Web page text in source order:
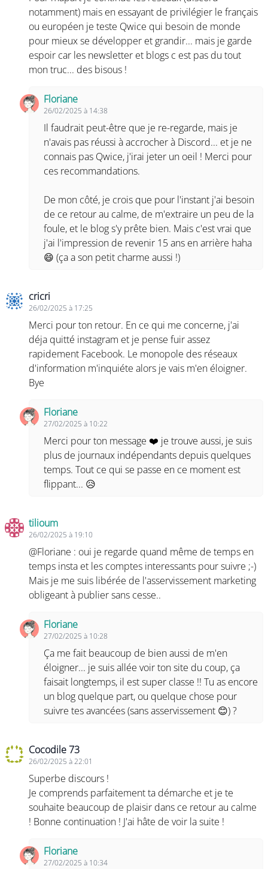
notamment) mais en essayant de privilégier le français
ou européen je teste Qwice qui besoin de monde
pour mieux se développer et grandir... mais je garde
espoir car les newsletter et blogs c est pas du tout
mon truc... des bisous !
Floriane
26/02/2025 à 14:38
Il faudrait peut-être que je re-regarde, mais je
n'avais pas réussi à accrocher à Discord... et je ne
connais pas Qwice, j'irai jeter un oeil ! Merci pour
ces recommandations.
De mon côté, je crois que pour l'instant j'ai besoin
de ce retour au calme, de m'extraire un peu de la
foule, et le blog s'y prête bien. Mais c'est vrai que
j'ai l'impression de revenir 15 ans en arrière haha
😄 (ça a son petit charme aussi !)
cricri
26/02/2025 à 17:25
Merci pour ton retour. En ce qui me concerne, j'ai
déja quitté instagram et je pense fuir assez
rapidement Facebook. Le monopole des réseaux
d'information m'inquiéte alors je vais m'en éloigner.
Bye
Floriane
27/02/2025 à 10:22
Merci pour ton message ❤️ je trouve aussi, je suis
plus de journaux indépendants depuis quelques
temps. Tout ce qui se passe en ce moment est
flippant... 😥
tilioum
26/02/2025 à 19:10
@Floriane : oui je regarde quand même de temps en
temps insta et les comptes interessants pour suivre ;-)
Mais je me suis libérée de l'asservissement marketing
obligeant à publier sans cesse..
Floriane
27/02/2025 à 10:28
Ça me fait beaucoup de bien aussi de m'en
éloigner... je suis allée voir ton site du coup, ça
faisait longtemps, il est super classe !! Tu as encore
un blog quelque part, ou quelque chose pour
suivre tes avancées (sans asservissement 😊) ?
Cocodile 73
26/02/2025 à 22:01
Superbe discours !
Je comprends parfaitement ta démarche et je te
souhaite beaucoup de plaisir dans ce retour au calme
! Bonne continuation ! J'ai hâte de voir la suite !
Floriane
27/02/2025 à 10:34